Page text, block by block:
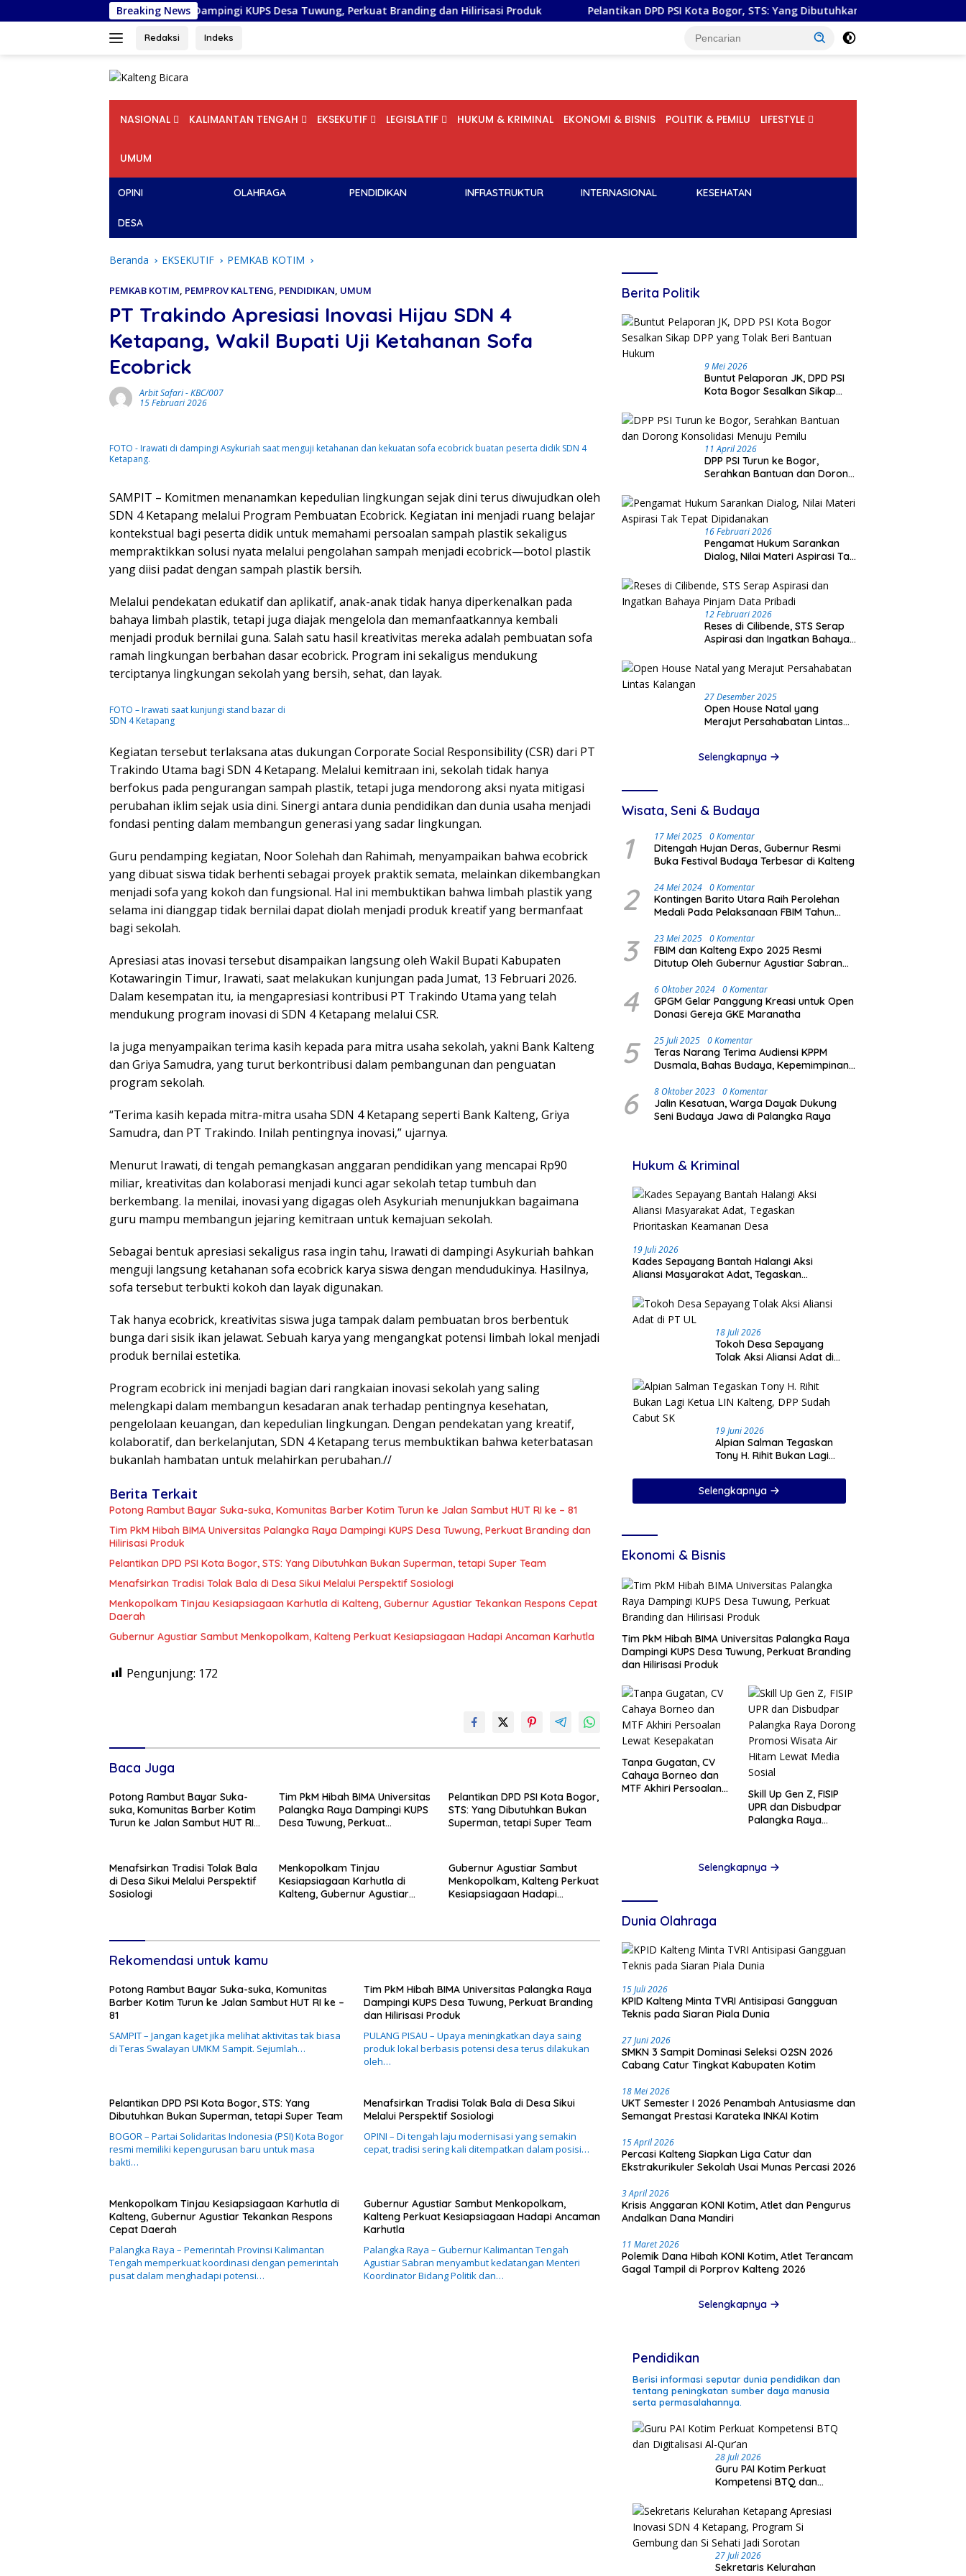
ke
Breaking News
Palangka Raya Dampingi KUPS Desa Tuwung, Perkuat Branding dan Hilirisasi Produk Pelantikan DPD PSI Kota Bogor, STS: Yang Dibutuhkan Bukan Superman, tetapi Super Team
Redaksi Indeks
NASIONAL KALIMANTAN TENGAH EKSEKUTIF LEGISLATIF HUKUM & KRIMINAL EKONOMI & BISNIS POLITIK & PEMILU LIFESTYLE
UMUM
OPINI OLAHRAGA PENDIDIKAN INFRASTRUKTUR INTERNASIONAL KESEHATAN
DESA
Beranda EKSEKUTIF PEMKAB KOTIM
PEMKAB KOTIM, PEMPROV KALTENG, PENDIDIKAN, UMUM
PT Trakindo Apresiasi Inovasi Hijau SDN 4
Ketapang, Wakil Bupati Uji Ketahanan Sofa
Ecobrick
Arbit Safari-KBC/007
15 Februari 2026
FOTO - Irawati di dampingi Asykuriah saat menguji ketahanan dan kekuatan sofa ecobrick buatan peserta didik SDN 4
Ketapang.
SAMPIT – Komitmen menanamkan kepedulian lingkungan sejak dini terus diwujudkan oleh
SDN 4 Ketapang melalui Program Pembuatan Ecobrick. Kegiatan ini menjadi ruang belajar
kontekstual bagi peserta didik untuk memahami persoalan sampah plastik sekaligus
mempraktikkan solusi nyata melalui pengolahan sampah menjadi ecobrick—botol plastik
yang diisi padat dengan sampah plastik bersih.
Melalui pendekatan edukatif dan aplikatif, anak-anak tidak hanya diperkenalkan pada
bahaya limbah plastik, tetapi juga diajak mengelola dan memanfaatkannya kembali
menjadi produk bernilai guna. Salah satu hasil kreativitas mereka adalah pembuatan sofa
ramah lingkungan berbahan dasar ecobrick. Program ini sekaligus mendukung
terciptanya lingkungan sekolah yang bersih, sehat, dan layak.
FOTO – Irawati saat kunjungi stand bazar di
SDN 4 Ketapang
Kegiatan tersebut terlaksana atas dukungan Corporate Social Responsibility (CSR) dari PT
Trakindo Utama bagi SDN 4 Ketapang. Melalui kemitraan ini, sekolah tidak hanya
berfokus pada pengurangan sampah plastik, tetapi juga mendorong aksi nyata mitigasi
perubahan iklim sejak usia dini. Sinergi antara dunia pendidikan dan dunia usaha menjadi
fondasi penting dalam membangun generasi yang sadar lingkungan.
Guru pendamping kegiatan, Noor Solehah dan Rahimah, menyampaikan bahwa ecobrick
yang dibuat siswa tidak berhenti sebagai proyek praktik semata, melainkan dikembangkan
menjadi sofa yang kokoh dan fungsional. Hal ini membuktikan bahwa limbah plastik yang
selama ini dianggap tidak bernilai dapat diolah menjadi produk kreatif yang bermanfaat
bagi sekolah.
Apresiasi atas inovasi tersebut disampaikan langsung oleh Wakil Bupati Kabupaten
Kotawaringin Timur, Irawati, saat melakukan kunjungan pada Jumat, 13 Februari 2026.
Dalam kesempatan itu, ia mengapresiasi kontribusi PT Trakindo Utama yang telah
mendukung program inovasi di SDN 4 Ketapang melalui CSR.
Ia juga menyampaikan terima kasih kepada para mitra usaha sekolah, yakni Bank Kalteng
dan Griya Samudra, yang turut berkontribusi dalam pembangunan dan penguatan
program sekolah.
“Terima kasih kepada mitra-mitra usaha SDN 4 Ketapang seperti Bank Kalteng, Griya
Samudra, dan PT Trakindo. Inilah pentingnya inovasi,” ujarnya.
Menurut Irawati, di tengah pemangkasan anggaran pendidikan yang mencapai Rp90
miliar, kreativitas dan kolaborasi menjadi kunci agar sekolah tetap tumbuh dan
berkembang. Ia menilai, inovasi yang digagas oleh Asykuriah menunjukkan bagaimana
guru mampu membangun jejaring kemitraan untuk kemajuan sekolah.
Sebagai bentuk apresiasi sekaligus rasa ingin tahu, Irawati di dampingi Asykuriah bahkan
menguji langsung ketahanan sofa ecobrick karya siswa dengan mendudukinya. Hasilnya,
sofa tersebut terbukti kokoh dan layak digunakan.
Tak hanya ecobrick, kreativitas siswa juga tampak dalam pembuatan bros berbentuk
bunga dari sisik ikan jelawat. Sebuah karya yang mengangkat potensi limbah lokal menjadi
produk bernilai estetika.
Program ecobrick ini menjadi bagian dari rangkaian inovasi sekolah yang saling
melengkapi dalam membangun kesadaran anak terhadap pentingnya kesehatan,
pengelolaan keuangan, dan kepedulian lingkungan. Dengan pendekatan yang kreatif,
kolaboratif, dan berkelanjutan, SDN 4 Ketapang terus membuktikan bahwa keterbatasan
bukanlah hambatan untuk melahirkan perubahan.//
Berita Terkait
Potong Rambut Bayar Suka-suka, Komunitas Barber Kotim Turun ke Jalan Sambut HUT RI ke – 81
Tim PkM Hibah BIMA Universitas Palangka Raya Dampingi KUPS Desa Tuwung, Perkuat Branding dan
Hilirisasi Produk
Pelantikan DPD PSI Kota Bogor, STS: Yang Dibutuhkan Bukan Superman, tetapi Super Team
Menafsirkan Tradisi Tolak Bala di Desa Sikui Melalui Perspektif Sosiologi
Menkopolkam Tinjau Kesiapsiagaan Karhutla di Kalteng, Gubernur Agustiar Tekankan Respons Cepat
Daerah
Gubernur Agustiar Sambut Menkopolkam, Kalteng Perkuat Kesiapsiagaan Hadapi Ancaman Karhutla
Pengunjung: 172
Baca Juga
Potong Rambut Bayar Suka-
suka, Komunitas Barber Kotim
Turun ke Jalan Sambut HUT RI
Tim PkM Hibah BIMA Universitas
Palangka Raya Dampingi KUPS
Desa Tuwung, Perkuat
Pelantikan DPD PSI Kota Bogor,
STS: Yang Dibutuhkan Bukan
Superman, tetapi Super Team
Menafsirkan Tradisi Tolak Bala
di Desa Sikui Melalui Perspektif
Sosiologi
Menkopolkam Tinjau
Kesiapsiagaan Karhutla di
Kalteng, Gubernur Agustiar
Gubernur Agustiar Sambut
Menkopolkam, Kalteng Perkuat
Kesiapsiagaan Hadapi
Rekomendasi untuk kamu
Potong Rambut Bayar Suka-suka, Komunitas
Barber Kotim Turun ke Jalan Sambut HUT RI ke –
81
SAMPIT – Jangan kaget jika melihat aktivitas tak biasa
di Teras Swalayan UMKM Sampit. Sejumlah…
Tim PkM Hibah BIMA Universitas Palangka Raya
Dampingi KUPS Desa Tuwung, Perkuat Branding
dan Hilirisasi Produk
PULANG PISAU – Upaya meningkatkan daya saing
produk lokal berbasis potensi desa terus dilakukan
oleh…
Pelantikan DPD PSI Kota Bogor, STS: Yang
Dibutuhkan Bukan Superman, tetapi Super Team
BOGOR – Partai Solidaritas Indonesia (PSI) Kota Bogor
resmi memiliki kepengurusan baru untuk masa
bakti…
Menafsirkan Tradisi Tolak Bala di Desa Sikui
Melalui Perspektif Sosiologi
OPINI – Di tengah laju modernisasi yang semakin
cepat, tradisi sering kali ditempatkan dalam posisi…
Menkopolkam Tinjau Kesiapsiagaan Karhutla di
Kalteng, Gubernur Agustiar Tekankan Respons
Cepat Daerah
Palangka Raya – Pemerintah Provinsi Kalimantan
Tengah memperkuat koordinasi dengan pemerintah
pusat dalam menghadapi potensi…
Gubernur Agustiar Sambut Menkopolkam,
Kalteng Perkuat Kesiapsiagaan Hadapi Ancaman
Karhutla
Palangka Raya – Gubernur Kalimantan Tengah
Agustiar Sabran menyambut kedatangan Menteri
Koordinator Bidang Politik dan…
Berita Politik
9 Mei 2026
Buntut Pelaporan JK, DPD PSI
Kota Bogor Sesalkan Sikap
Hukum
11 April 2026
DPP PSI Turun ke Bogor,
Serahkan Bantuan dan Dorong
16 Februari 2026
Pengamat Hukum Sarankan
Dialog, Nilai Materi Aspirasi Tak
12 Februari 2026
Reses di Cilibende, STS Serap
Aspirasi dan Ingatkan Bahaya
27 Desember 2025
Open House Natal yang
Merajut Persahabatan Lintas
Selengkapnya
Wisata, Seni & Budaya
1 17 Mei 2025 0 Komentar
Ditengah Hujan Deras, Gubernur Resmi
Buka Festival Budaya Terbesar di Kalteng
2 24 Mei 2024 0 Komentar
Kontingen Barito Utara Raih Perolehan
Medali Pada Pelaksanaan FBIM Tahun
3 23 Mei 2025 0 Komentar
FBIM dan Kalteng Expo 2025 Resmi
Ditutup Oleh Gubernur Agustiar Sabran
Masyarakat
4 6 Oktober 2024 0 Komentar
GPGM Gelar Panggung Kreasi untuk Open
Donasi Gereja GKE Maranatha
5 25 Juli 2025 0 Komentar
Teras Narang Terima Audiensi KPPM
Dusmala, Bahas Budaya, Kepemimpinan,
6 8 Oktober 2023 0 Komentar
Jalin Kesatuan, Warga Dayak Dukung
Seni Budaya Jawa di Palangka Raya
Hukum & Kriminal
19 Juli 2026
Kades Sepayang Bantah Halangi Aksi
Aliansi Masyarakat Adat, Tegaskan
18 Juli 2026
Tokoh Desa Sepayang
Tolak Aksi Aliansi Adat di
19 Juni 2026
Alpian Salman Tegaskan
Tony H. Rihit Bukan Lagi
Sudah Cabut SK
Selengkapnya
Ekonomi & Bisnis
Tim PkM Hibah BIMA Universitas Palangka Raya
Dampingi KUPS Desa Tuwung, Perkuat Branding
dan Hilirisasi Produk
Tanpa Gugatan, CV
Cahaya Borneo dan
MTF Akhiri Persoalan
Skill Up Gen Z, FISIP
UPR dan Disbudpar
Palangka Raya
Selengkapnya
Dunia Olahraga
15 Juli 2026
KPID Kalteng Minta TVRI Antisipasi Gangguan
Teknis pada Siaran Piala Dunia
27 Juni 2026
SMKN 3 Sampit Dominasi Seleksi O2SN 2026
Cabang Catur Tingkat Kabupaten Kotim
18 Mei 2026
UKT Semester I 2026 Penambah Antusiasme dan
Semangat Prestasi Karateka INKAI Kotim
15 April 2026
Percasi Kalteng Siapkan Liga Catur dan
Ekstrakurikuler Sekolah Usai Munas Percasi 2026
3 April 2026
Krisis Anggaran KONI Kotim, Atlet dan Pengurus
Andalkan Dana Mandiri
11 Maret 2026
Polemik Dana Hibah KONI Kotim, Atlet Terancam
Gagal Tampil di Porprov Kalteng 2026
Selengkapnya
Pendidikan
Berisi informasi seputar dunia pendidikan dan
tentang peningkatan sumber daya manusia
serta permasalahannya.
28 Juli 2026
Guru PAI Kotim Perkuat
Kompetensi BTQ dan
27 Juli 2026
Sekretaris Kelurahan